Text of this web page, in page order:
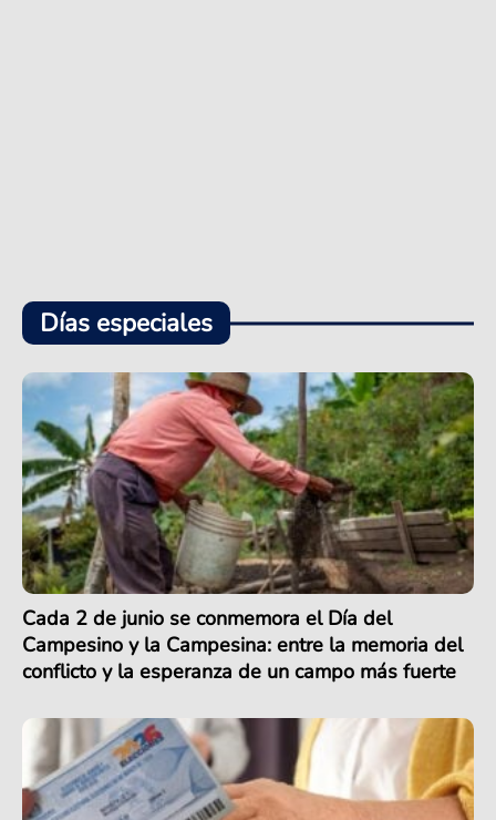
Días especiales
Cada 2 de junio se conmemora el Día del
Campesino y la Campesina: entre la memoria del
conflicto y la esperanza de un campo más fuerte